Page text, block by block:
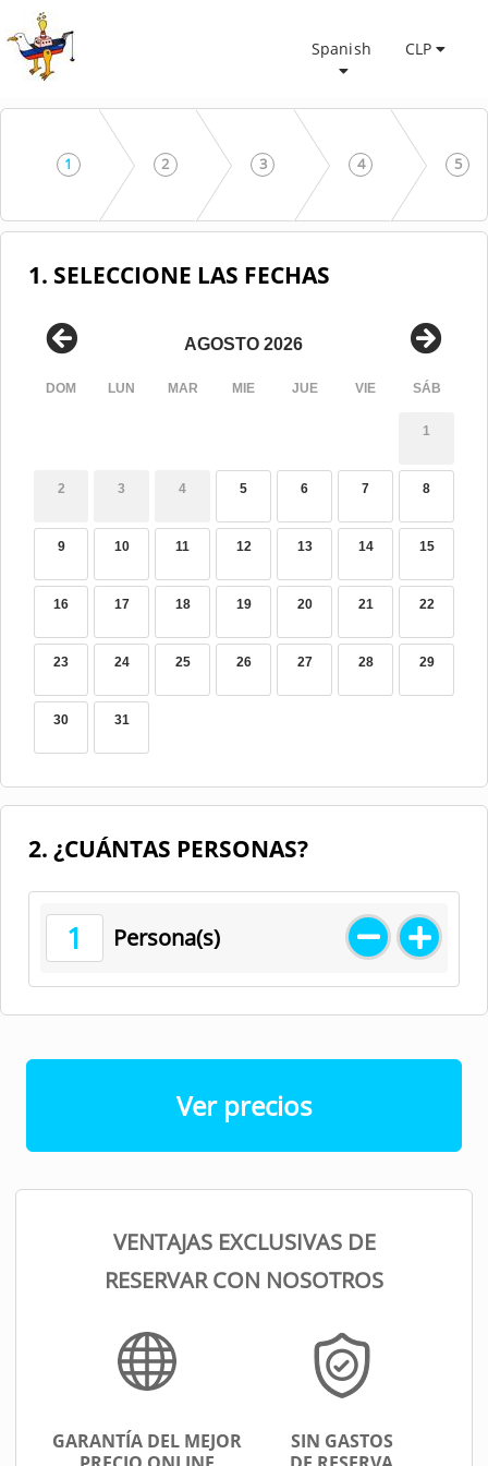
Spanish CLP
1 2 3 4 5
1. SELECCIONE LAS FECHAS
AGOSTO 2026
DOM LUN MAR MIE JUE VIE SÁB
1
2 3 4 5 6 7 8
9 10 11 12 13 14 15
16 17 18 19 20 21 22
23 24 25 26 27 28 29
30 31
2. ¿CUÁNTAS PERSONAS?
1 Persona(s)
Ver precios
VENTAJAS EXCLUSIVAS DE
RESERVAR CON NOSOTROS
GARANTÍA DEL MEJOR
SIN GASTOS